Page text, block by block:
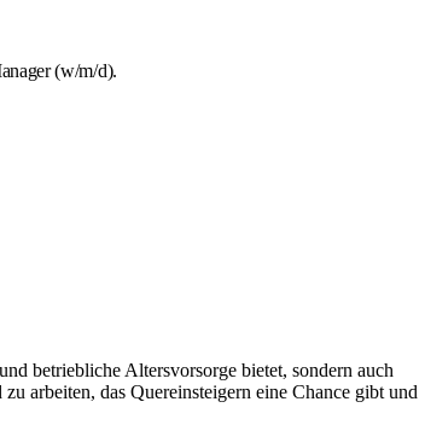
(w/m/d).
betriebliche Altersvorsorge bietet, sondern auch
arbeiten, das Quereinsteigern eine Chance gibt und